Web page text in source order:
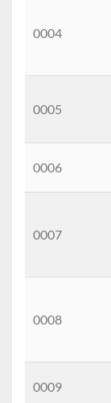
0004
0005
0006
0007
0008
0009